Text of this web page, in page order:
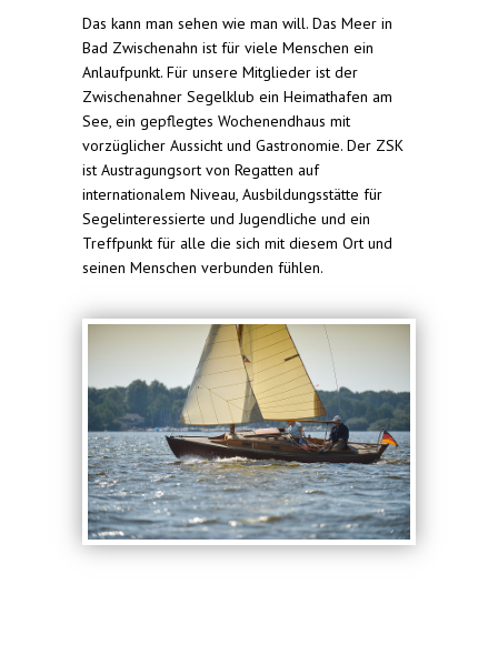
Das kann man sehen wie man will. Das Meer in
Bad Zwischenahn ist für viele Menschen ein
Anlaufpunkt. Für unsere Mitglieder ist der
Zwischenahner Segelklub ein Heimathafen am
See, ein gepflegtes Wochenendhaus mit
vorzüglicher Aussicht und Gastronomie. Der ZSK
ist Austragungsort von Regatten auf
internationalem Niveau, Ausbildungsstätte für
Segelinteressierte und Jugendliche und ein
Treffpunkt für alle die sich mit diesem Ort und
seinen Menschen verbunden fühlen.